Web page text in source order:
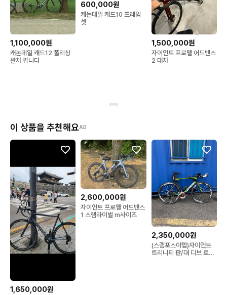
1,100,000원
캐논데일 캐드12 폴리싱
완차 팝니다
600,000원
캐논데일 캐드10 프레임
셋
1,500,000원
자이언트 프로펠 어드밴스
2 대차
이 상품을 추천해요AD
1,650,000원
2,600,000원
자이언트 프로펠 어드밴스
1 스램라이벌 m사이즈
2,350,000원
(스램포스이텝)자이언트
트리니티 판/대 디브 로드